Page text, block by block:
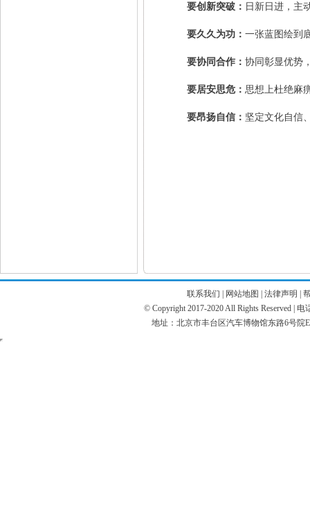
要创新突破： 日新日进，主
要久久为功： 一张蓝图绘到
要协同合作： 协同彰显优势
要居安思危： 思想上杜绝麻
要昂扬自信： 坚定文化自信
联系我们 网站地图 法律声明
© Copyright 2017-2020 All Rights Reserved |
地址：北京市丰台区汽车博物馆东路6号院